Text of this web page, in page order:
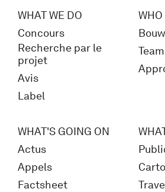
WHAT WE DO
Concours
Recherche par le
projet
Avis
Label
WHO
Team
WHAT'S GOING ON
Actus
Appels
Factsheet